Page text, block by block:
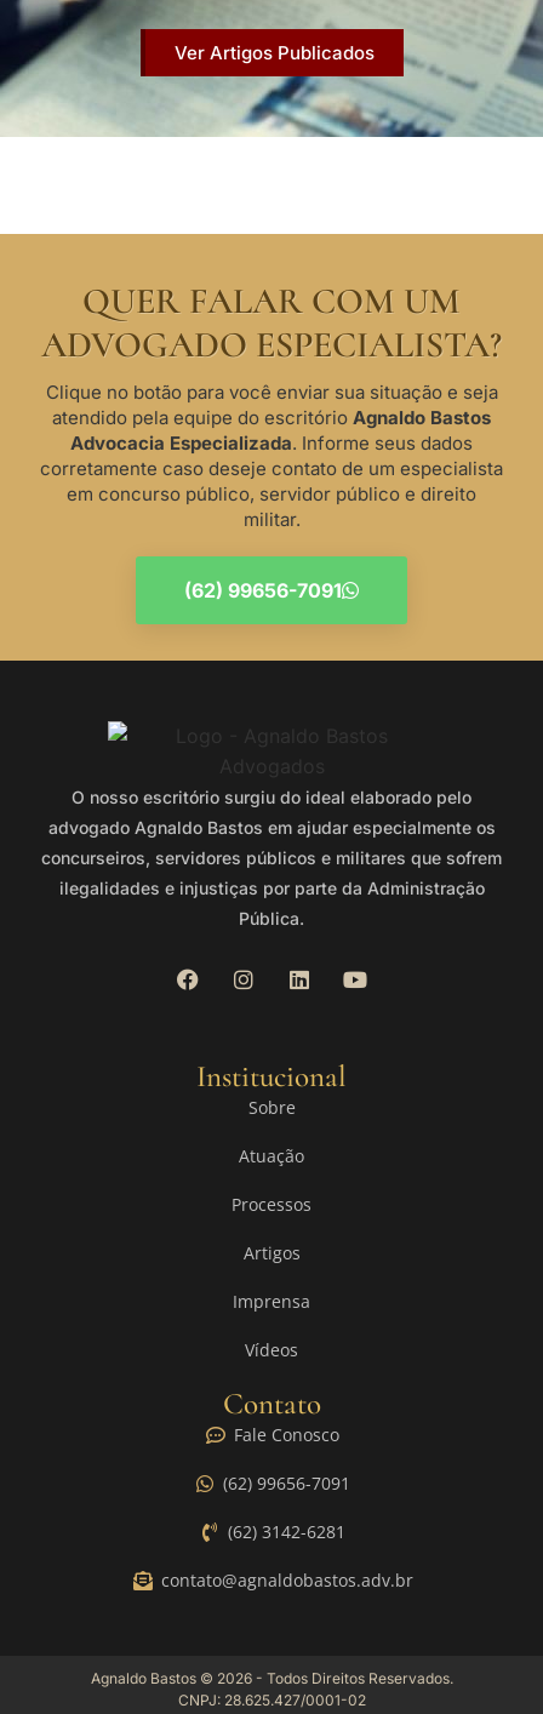
Ver Artigos Publicados
QUER FALAR COM UM
ADVOGADO ESPECIALISTA?
Clique no botão para você enviar sua situação e seja
atendido pela equipe do escritório Agnaldo Bastos
Advocacia Especializada. Informe seus dados
corretamente caso deseje contato de um especialista
em concurso público, servidor público e direito
militar.
(62) 99656-7091
O nosso escritório surgiu do ideal elaborado pelo
advogado Agnaldo Bastos em ajudar especialmente os
concurseiros, servidores públicos e militares que sofrem
ilegalidades e injustiças por parte da Administração
Pública.
Institucional
Sobre
Atuação
Processos
Artigos
Imprensa
Vídeos
Contato
Fale Conosco
(62) 99656-7091
(62) 3142-6281
contato@agnaldobastos.adv.br
Agnaldo Bastos © 2026 - Todos Direitos Reservados.
CNPJ: 28.625.427/0001-02